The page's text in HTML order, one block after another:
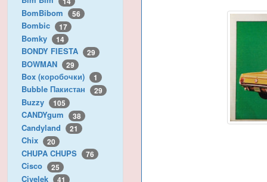
BomBibom 56
Bombic 17
Bomky 14
BONDY FIESTA 29
BOWMAN 29
Box (коробочки) 1
Bubble Пакистан 29
Buzzy 105
CANDYgum 38
Candyland 21
Chix 20
CHUPA CHUPS 76
Cisco 25
Civelek 41